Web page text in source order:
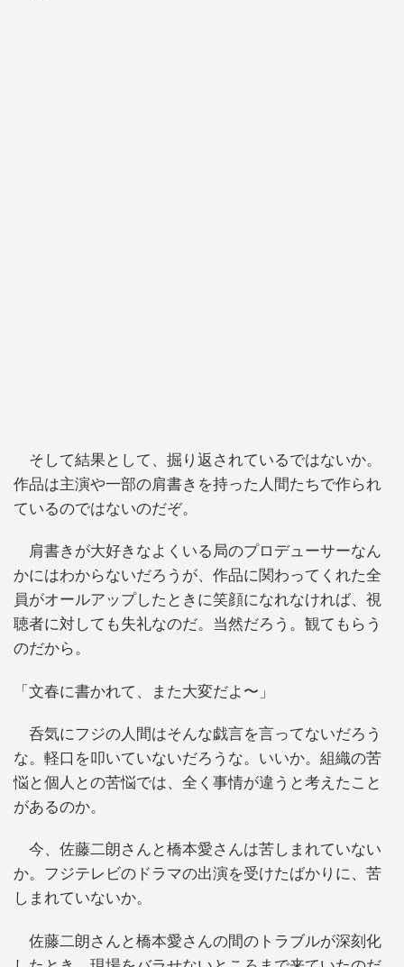
そして結果として、掘り返されているではないか。
作品は主演や一部の肩書きを持った人間たちで作られ
ているのではないのだぞ。
肩書きが大好きなよくいる局のプロデューサーなん
かにはわからないだろうが、作品に関わってくれた全
員がオールアップしたときに笑顔になれなければ、視
聴者に対しても失礼なのだ。当然だろう。観てもらう
のだから。
「文春に書かれて、また大変だよ〜」
呑気にフジの人間はそんな戯言を言ってないだろう
な。軽口を叩いていないだろうな。いいか。組織の苦
悩と個人との苦悩では、全く事情が違うと考えたこと
があるのか。
今、佐藤二朗さんと橋本愛さんは苦しまれていない
か。フジテレビのドラマの出演を受けたばかりに、苦
しまれていないか。
佐藤二朗さんと橋本愛さんの間のトラブルが深刻化